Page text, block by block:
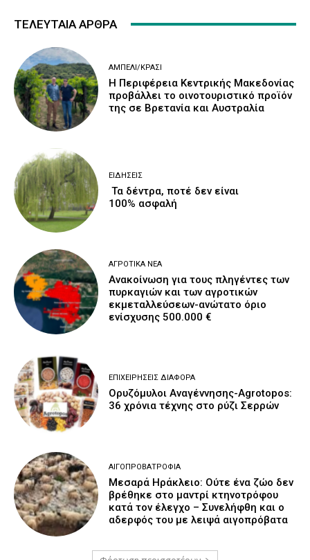
ΤΕΛΕΥΤΑΙΑ ΑΡΘΡΑ
ΑΜΠΈΛΙ/ΚΡΑΣΊ
H Περιφέρεια Κεντρικής Μακεδονίας
προβάλλει το οινοτουριστικό προϊόν
της σε Βρετανία και Αυστραλία
ΕΙΔΉΣΕΙΣ
Τα δέντρα, ποτέ δεν είναι
100% ασφαλή
ΑΓΡΟΤΙΚΆ ΝΈΑ
Ανακοίνωση για τους πληγέντες των
πυρκαγιών και των αγροτικών
εκμεταλλεύσεων-ανώτατο όριο
ενίσχυσης 500.000 €
ΕΠΙΧΕΙΡΉΣΕΙΣ ΔΙΆΦΟΡΑ
Ορυζόμυλοι Αναγέννησης-Agrotopos:
36 χρόνια τέχνης στο ρύζι Σερρών
ΑΙΓΟΠΡΟΒΑΤΡΟΦΊΑ
Μεσαρά Ηράκλειο: Ούτε ένα ζώο δεν
βρέθηκε στο μαντρί κτηνοτρόφου
κατά τον έλεγχο – Συνελήφθη και ο
αδερφός του με λειψά αιγοπρόβατα